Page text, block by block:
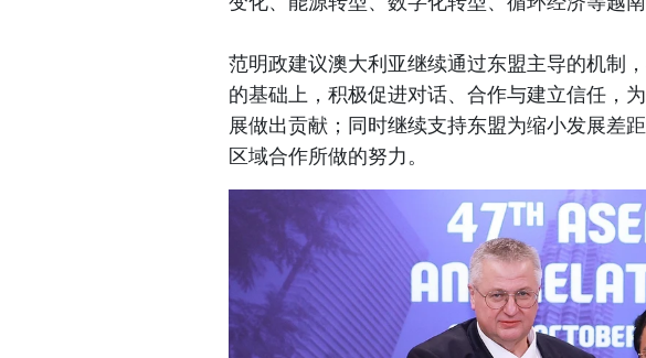
范明政建议澳大利亚继续通过东盟主导的机制
的基础上，积极促进对话、合作与建立信任，
展做出贡献；同时继续支持东盟为缩小发展差
区域合作所做的努力。